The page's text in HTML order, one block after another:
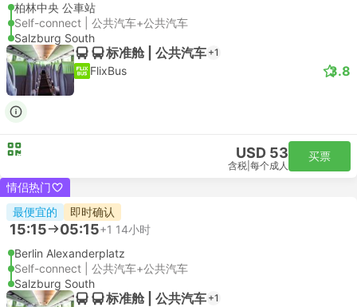
柏林中央 公車站
Self-connect | 公共汽车+公共汽车
Salzburg South
标准舱 | 公共汽车 +1
FlixBus 3.8
USD 53
含税 每个成人
买票
情侣热门
最便宜的
即时确认
15:15 05:15+1 14小时
Berlin Alexanderplatz
Self-connect | 公共汽车+公共汽车
Salzburg South
标准舱 | 公共汽车 +1